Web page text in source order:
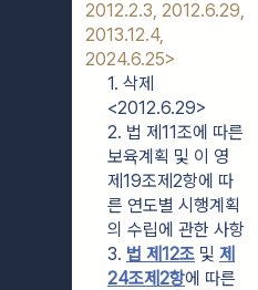
2012.2.3, 2012.6.29,
2013.12.4,
2024.6.25>
1. 삭제
<2012.6.29>
2. 법 제11조에 따른
보육계획 및 이 영
제19조제2항에 따
른 연도별 시행계획
의 수립에 관한 사항
3. 법 제12조 및 제
24조제2항에 따른